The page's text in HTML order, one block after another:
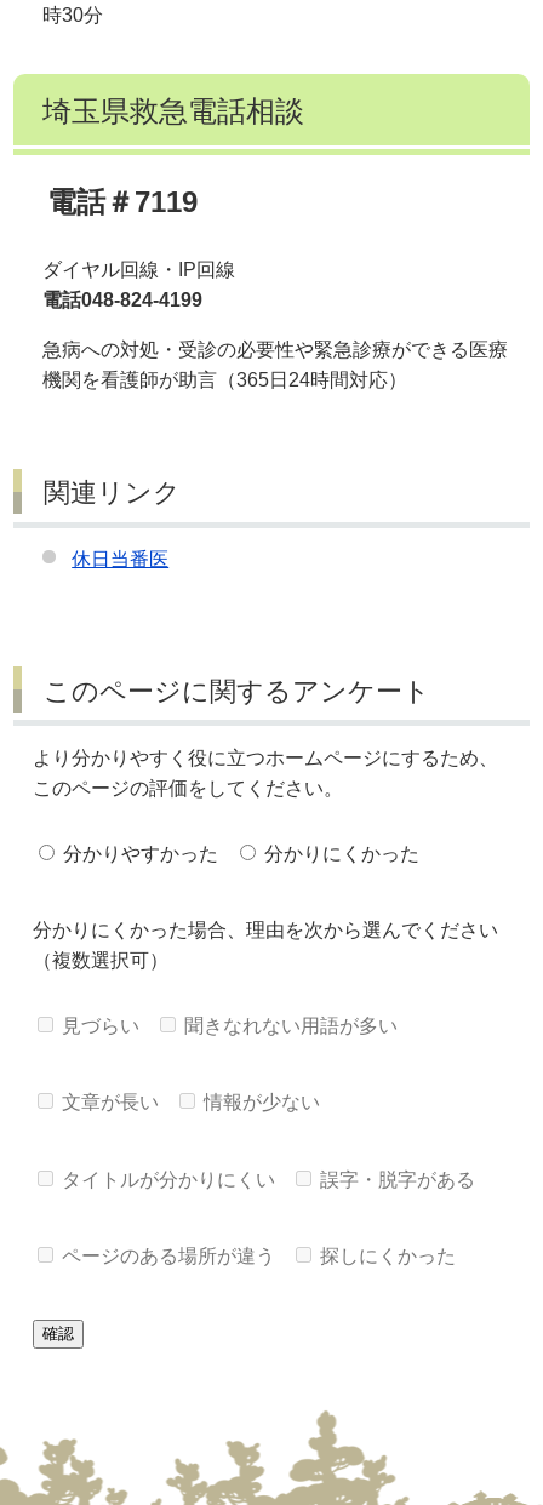
時30分
埼玉県救急電話相談
電話＃7119
ダイヤル回線・IP回線
電話048-824-4199
急病への対処・受診の必要性や緊急診療ができる医療
機関を看護師が助言（365日24時間対応）
関連リンク
休日当番医
このページに関するアンケート
より分かりやすく役に立つホームページにするため、
このページの評価をしてください。
分かりやすかった 分かりにくかった
分かりにくかった場合、理由を次から選んでください
（複数選択可）
見づらい 聞きなれない用語が多い
文章が長い 情報が少ない
タイトルが分かりにくい 誤字・脱字がある
ページのある場所が違う 探しにくかった